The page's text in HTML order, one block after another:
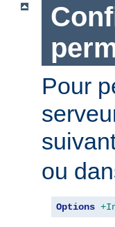
Pour
ou
Options